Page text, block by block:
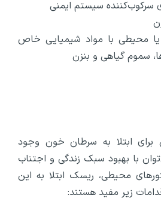
سرکوب‌کننده سیستم ایمنی
محیطی با مواد شیمیایی خاص
سموم گیاهی و بنزن
ابتلا به سرطان خون وجود
با بهبود سبک زندگی و اجتناب
محیطی، ریسک ابتلا به این
زیر مفید هستند: